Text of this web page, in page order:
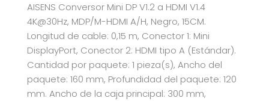
AISENS Conversor Mini DP V1.2 a HDMI V1.4
4K@30Hz, MDP/M-HDMI A/H, Negro, 15CM.
Longitud de cable: 0,15 m, Conector 1: Mini
DisplayPort, Conector 2: HDMI tipo A (Estándar).
Cantidad por paquete: 1 pieza(s), Ancho del
paquete: 160 mm, Profundidad del paquete: 120
mm. Ancho de la caja principal: 300 mm,